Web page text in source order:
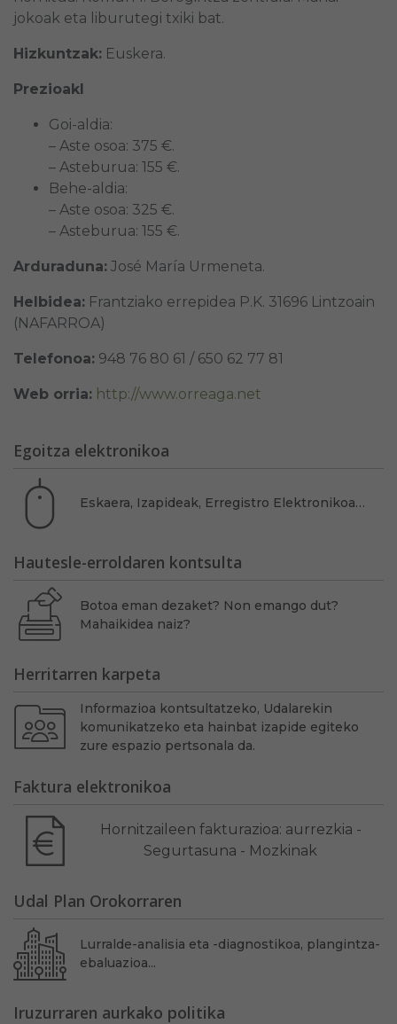
jokoak eta liburutegi txiki bat.
Hizkuntzak: Euskera.
Prezioakl
Goi-aldia:
– Aste osoa: 375 €.
– Asteburua: 155 €.
Behe-aldia:
– Aste osoa: 325 €.
– Asteburua: 155 €.
Arduraduna: José María Urmeneta.
Helbidea: Frantziako errepidea P.K. 31696 Lintzoain
(NAFARROA)
Telefonoa: 948 76 80 61 / 650 62 77 81
Web orria: http://www.orreaga.net
Egoitza elektronikoa
Eskaera, Izapideak, Erregistro Elektronikoa…
Hautesle-erroldaren kontsulta
Botoa eman dezaket? Non emango dut?
Mahaikidea naiz?
Herritarren karpeta
Informazioa kontsultatzeko, Udalarekin
komunikatzeko eta hainbat izapide egiteko
zure espazio pertsonala da.
Faktura elektronikoa
Hornitzaileen fakturazioa: aurrezkia -
Segurtasuna - Mozkinak
Udal Plan Orokorraren
Lurralde-analisia eta -diagnostikoa, plangintza-
ebaluazioa...
Iruzurraren aurkako politika